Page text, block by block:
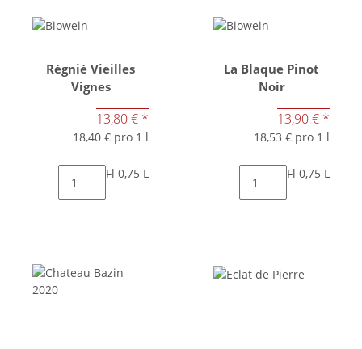
Régnié Vieilles
Vignes
13,80 € *
18,40 € pro 1 l
Fl 0,75 L
La Blaque Pinot
Noir
13,90 € *
18,53 € pro 1 l
Fl 0,75 L